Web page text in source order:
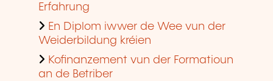
Erfahrung
En Diplom iwwer de Wee vun der
Weiderbildung kréien
Kofinanzement vun der Formatioun
an de Betriber